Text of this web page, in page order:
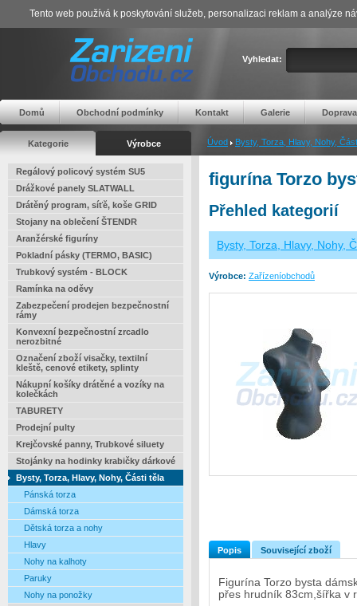
Vyhledat:
Domů Obchodní podmínky Kontakt Galerie Doprava
Kategorie Výrobce Úvod Bysty, Torza, Hlavy, Nohy,
Regálový policový systém SU5
Drážkové panely SLATWALL
Drátěný program, síťě, koše GRID
Stojany na oblečení ŠTENDR
Aranžérské figuríny
Pokladní pásky (TERMO, BASIC)
Trubkový systém - BLOCK
Ramínka na oděvy
Zabezpečení prodejen bezpečnostní
rámy
Konvexní bezpečnostní zrcadlo
nerozbitné
Označení zboží visačky, textilní
kleště, cenové etikety, splinty
Nákupní košíky drátěné a vozíky na
kolečkách
TABURETY
Prodejní pulty
Krejčovské panny, Trubkové siluety
Stojánky na hodinky krabičky dárkové
Bysty, Torza, Hlavy, Nohy, Části těla
Pánská torza
Dámská torza
Dětská torza a nohy
Hlavy
Nohy na kalhoty
Paruky
Nohy na ponožky
figurína Torzo
Přehled kategorií
Bysty, Torza, Hlavy, Nohy,
Výrobce: Zařízeníobchodů
Popis Související zboží
Figurína Torzo bysta
přes hrudník 83cm,šířka v
Tento web používá k poskytování služeb, personalizaci reklam a analýze